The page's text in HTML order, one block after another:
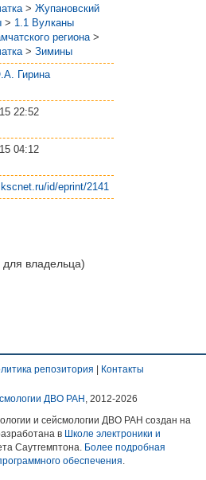
> Жупановский
> 1.1 Вулканы
региона >
> Зимины
Гирина
22:52
04:12
id/eprint/2141
для владельца)
репозитория | Контакты
ДВО РАН , 2012-2026
и сейсмологии ДВО РАН создан на
в Школе электроники и
Саутгемптона. Более подробная
обеспечения